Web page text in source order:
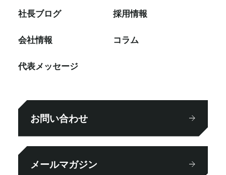
社⻑ブログ
会社情報
代表メッセージ
採⽤情報
コラム
お問い合わせ
メールマガジン